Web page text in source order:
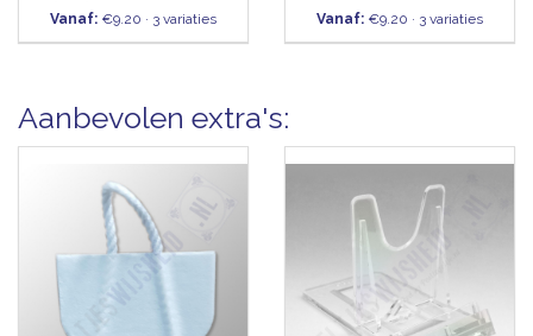
Vanaf: €9.20 · 3 variaties Vanaf: €9.20 · 3 variaties
Aanbevolen extra's: